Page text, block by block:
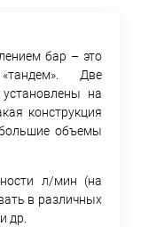
бар – это
Две
на
конструкция
объемы
л/мин (на
в различных
др.